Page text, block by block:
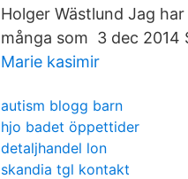
Holger Wästlund Jag
många som 3 dec 2014
Marie kasimir
autism blogg barn
hjo badet öppettider
detaljhandel lon
skandia tgl kontakt